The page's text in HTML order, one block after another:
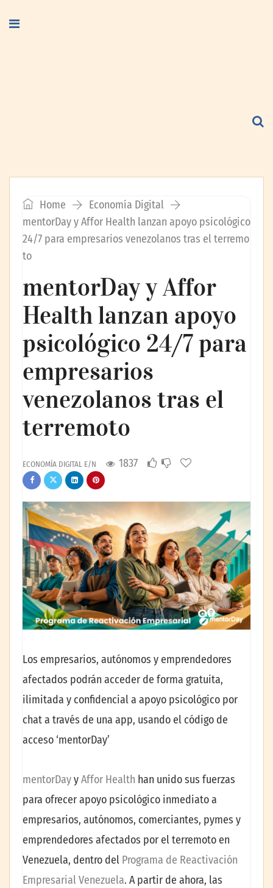
Home
Economía Digital
mentorDay y Affor Health lanzan apoyo psicológico
24/7 para empresarios venezolanos tras el terremo
to
mentorDay y Affor
Health lanzan apoyo
psicológico 24/7 para
empresarios
venezolanos tras el
terremoto
ECONOMÍA DIGITAL E/N 1837
Los empresarios, autónomos y emprendedores
afectados podrán acceder de forma gratuita,
ilimitada y confidencial a apoyo psicológico por
chat a través de una app, usando el código de
acceso ‘mentorDay’
mentorDayyAffor Health han unido sus fuerzas
para ofrecer apoyo psicológico inmediato a
empresarios, autónomos, comerciantes, pymes y
emprendedores afectados por el terremoto en
Venezuela, dentro del Programa de Reactivación
Empresarial Venezuela. A partir de ahora, las